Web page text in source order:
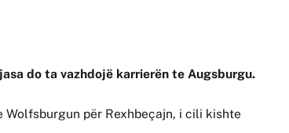
do ta vazhdojë karrierën te Augsburgu.
Wolfsburgun për Rexhbeçajn, i cili kishte